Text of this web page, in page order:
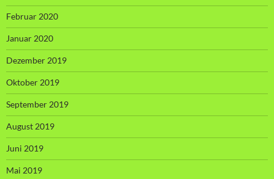
Februar 2020
Januar 2020
Dezember 2019
Oktober 2019
September 2019
August 2019
Juni 2019
Mai 2019